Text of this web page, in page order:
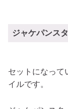
ジャケパンス
セットになって
イルです。